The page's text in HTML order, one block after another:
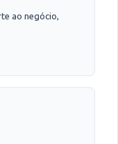
ao negócio,